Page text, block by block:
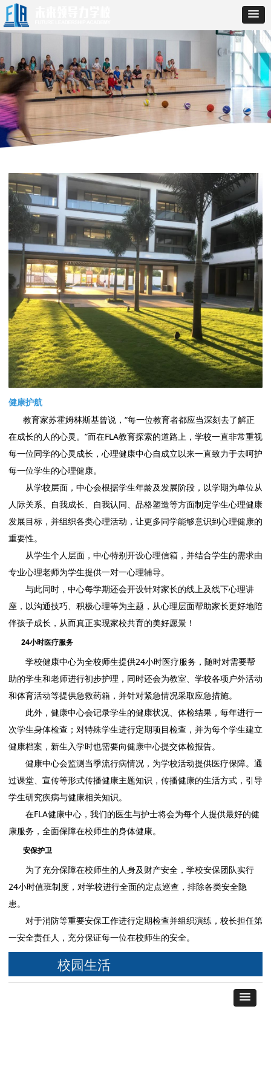
校园生活
健康护航
教育家苏霍姆林斯基曾说，“每一位教育者都应当深刻去了解正
在成长的人的心灵。”而在FLA教育探索的道路上，学校一直非常重视
每一位同学的心灵成长，心理健康中心自成立以来一直致力于去呵护
每一位学生的心理健康。
从学校层面，中心会根据学生年龄及发展阶段，以学期为单位从
人际关系、自我成长、自我认同、品格塑造等方面制定学生心理健康
发展目标，并组织各类心理活动，让更多同学能够意识到心理健康的
重要性。
从学生个人层面，中心特别开设心理信箱，并结合学生的需求由
专业心理老师为学生提供一对一心理辅导。
与此同时，中心每学期还会开设针对家长的线上及线下心理讲
座，以沟通技巧、积极心理等为主题，从心理层面帮助家长更好地陪
伴孩子成长，从而真正实现家校共育的美好愿景！
24小时医疗服务
学校健康中心为全校师生提供24小时医疗服务，随时对需要帮
助的学生和老师进行初步护理，同时还会为教室、学校各项户外活动
和体育活动等提供急救药箱，并针对紧急情况采取应急措施。
此外，健康中心会记录学生的健康状况、体检结果，每年进行一
次学生身体检查；对特殊学生进行定期项目检查，并为每个学生建立
健康档案，新生入学时也需要向健康中心提交体检报告。
健康中心会监测当季流行病情况，为学校活动提供医疗保障。通
过课堂、宣传等形式传播健康主题知识，传播健康的生活方式，引导
学生研究疾病与健康相关知识。
在FLA健康中心，我们的医生与护士将会为每个人提供最好的健
康服务，全面保障在校师生的身体健康。
安保护卫
为了充分保障在校师生的人身及财产安全，学校安保团队实行
24小时值班制度，对学校进行全面的定点巡查，排除各类安全隐
患。
对于消防等重要安保工作进行定期检查并组织演练，校长担任第
一安全责任人，充分保证每一位在校师生的安全。